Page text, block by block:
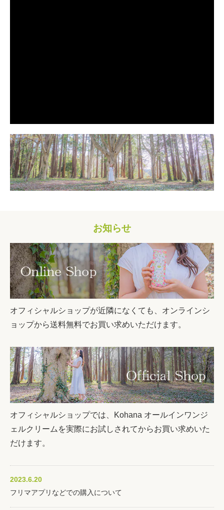
お知らせ
オフィシャルショップが近隣になくても、オンラインシ
ョップから送料無料でお買い求めいただけます。
オフィシャルショップでは、Kohana オールインワンジ
ェルクリームを実際にお試しされてからお買い求めいた
だけます。
2023.6.20
フリマアプリなどでの購入について